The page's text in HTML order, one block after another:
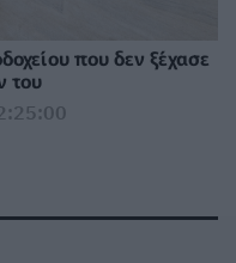
που δεν ξέχασε
του